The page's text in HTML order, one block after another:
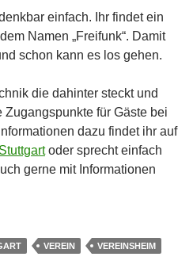
einfach. Ihr findet ein
Namen „Freifunk“. Damit
schon kann es los gehen.
die dahinter steckt und
für Gäste bei
dazu findet ihr auf
oder sprecht einfach
gerne mit Informationen
VEREIN
VEREINSHEIM